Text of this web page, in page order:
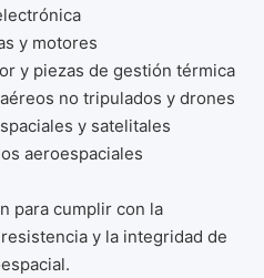
y motores
y piezas de gestión térmica
no tripulados y drones
y satelitales
aeroespaciales
para cumplir con la
y la integridad de